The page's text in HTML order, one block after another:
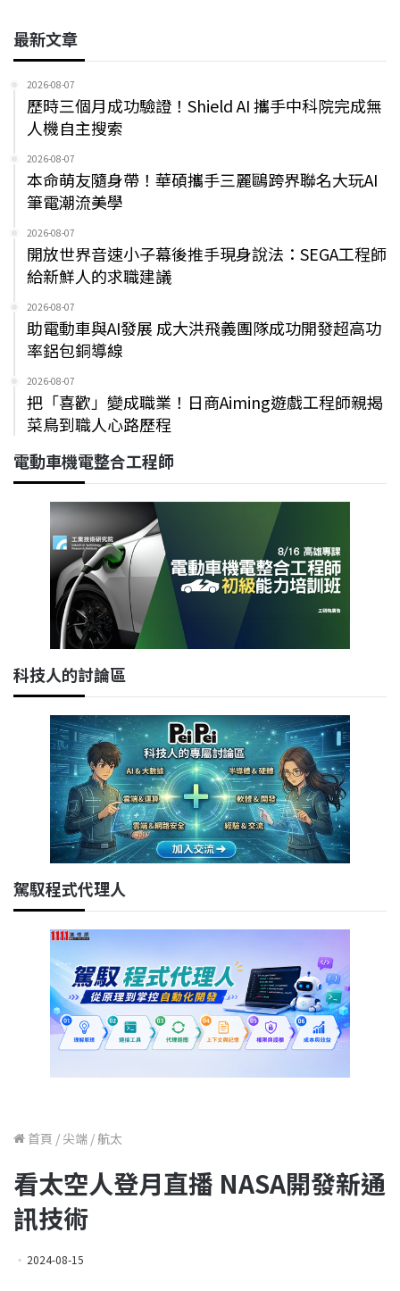
最新文章
2026-08-07
歷時三個月成功驗證！Shield AI 攜手中科院完成無
人機自主搜索
2026-08-07
本命萌友隨身帶！華碩攜手三麗鷗跨界聯名大玩AI
筆電潮流美學
2026-08-07
開放世界音速小子幕後推手現身說法：SEGA工程師
給新鮮人的求職建議
2026-08-07
助電動車與AI發展 成大洪飛義團隊成功開發超高功
率鋁包銅導線
2026-08-07
把「喜歡」變成職業！日商Aiming遊戲工程師親揭
菜鳥到職人心路歷程
電動車機電整合工程師
科技人的討論區
駕馭程式代理人